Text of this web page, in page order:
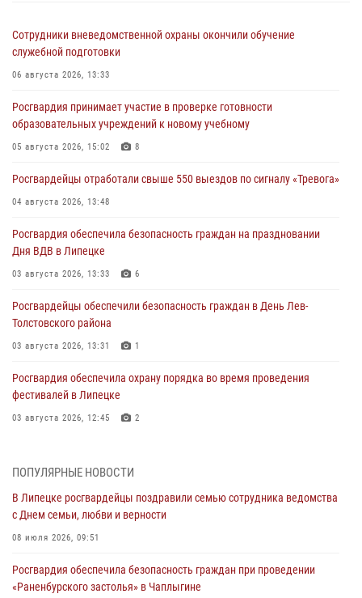
Сотрудники вневедомственной охраны окончили обучение
служебной подготовки
06 августа 2026, 13:33
Росгвардия принимает участие в проверке готовности
образовательных учреждений к новому учебному
05 августа 2026, 15:02 8
Росгвардейцы отработали свыше 550 выездов по сигналу «Тревога»
04 августа 2026, 13:48
Росгвардия обеспечила безопасность граждан на праздновании
Дня ВДВ в Липецке
03 августа 2026, 13:33 6
Росгвардейцы обеспечили безопасность граждан в День Лев-
Толстовского района
03 августа 2026, 13:31 1
Росгвардия обеспечила охрану порядка во время проведения
фестивалей в Липецке
03 августа 2026, 12:45 2
детских оздоровительно-образовательных объектов в Липецкой
31 июля 2026, 15:49
Лекция по финансовой грамотности прошла для сотрудников
30 июля 2026, 15:25
ПОПУЛЯРНЫЕ НОВОСТИ
В Липецке росгвардейцы поздравили семью сотрудника ведомства
с Днем семьи, любви и верности
08 июля 2026, 09:51
Росгвардия обеспечила безопасность граждан при проведении
«Раненбурского застолья» в Чаплыгине